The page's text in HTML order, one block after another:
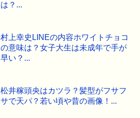
は？...
村上幸史LINEの内容ホワイトチョコ
の意味は？女子大生は未成年で手が
早い？...
松井稼頭央はカツラ？髪型がフサフ
サで天パ？若い頃や昔の画像！...